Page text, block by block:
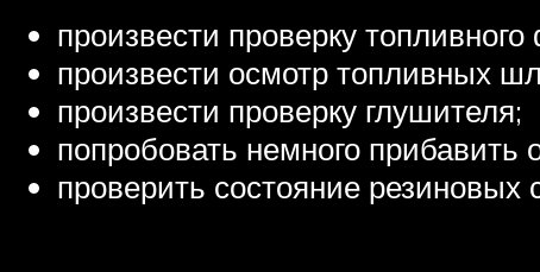
произвести проверку
произвести осмотр топливных
произвести проверку глушителя;
попробовать немного прибавить
проверить состояние резиновых